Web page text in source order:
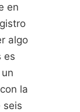
en
algo
es
la
seis